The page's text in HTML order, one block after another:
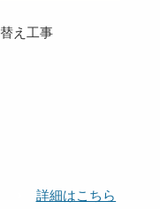
え工事
詳細はこちら